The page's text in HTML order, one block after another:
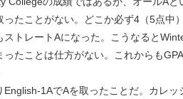
ったことがない。どこか必ず4（5点中
ストレートAになった。こうなると
たことは仕方がない。これからも
1AでAを取ったことだ。カレ